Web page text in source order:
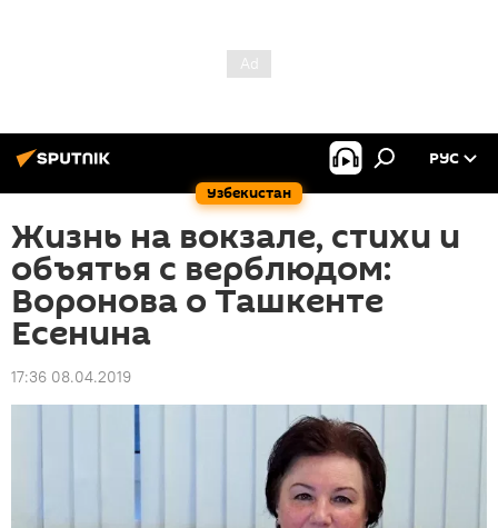
Узбекистан
РУС
Жизнь на вокзале, стихи и
объятья с верблюдом:
Воронова о Ташкенте
Есенина
17:36 08.04.2019